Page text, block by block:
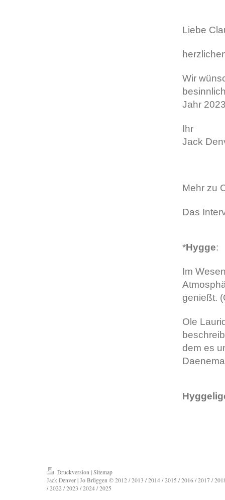
Liebe
Wir
Jahr
Ihr
Jack
Mehr zu
Das
*Hygge:
Im
genießt.
Ole
dem es
Druckversion | Sitemap
Jack Denver | Jo Brüggen © 2012 / 2013 / 2014 / 2015 / 2016 / 2017 /
/ 2022 / 2023 / 2024 / 2025